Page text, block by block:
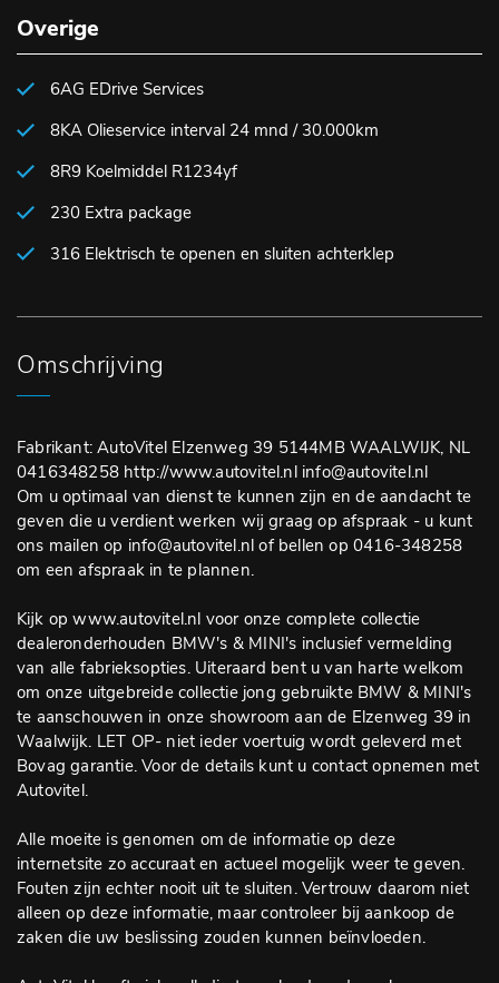
Overige
6AG EDrive Services
8KA Olieservice interval 24 mnd / 30.000km
8R9 Koelmiddel R1234yf
230 Extra package
316 Elektrisch te openen en sluiten achterklep
Omschrijving
Fabrikant: AutoVitel Elzenweg 39 5144MB WAALWIJK, NL
0416348258 http://www.autovitel.nl info@autovitel.nl
Om u optimaal van dienst te kunnen zijn en de aandacht te
geven die u verdient werken wij graag op afspraak - u kunt
ons mailen op info@autovitel.nl of bellen op 0416-348258
om een afspraak in te plannen.
Kijk op www.autovitel.nl voor onze complete collectie
dealeronderhouden BMW's & MINI's inclusief vermelding
van alle fabrieksopties. Uiteraard bent u van harte welkom
om onze uitgebreide collectie jong gebruikte BMW & MINI's
te aanschouwen in onze showroom aan de Elzenweg 39 in
Waalwijk. LET OP- niet ieder voertuig wordt geleverd met
Bovag garantie. Voor de details kunt u contact opnemen met
Autovitel.
Alle moeite is genomen om de informatie op deze
internetsite zo accuraat en actueel mogelijk weer te geven.
Fouten zijn echter nooit uit te sluiten. Vertrouw daarom niet
alleen op deze informatie, maar controleer bij aankoop de
zaken die uw beslissing zouden kunnen beïnvloeden.